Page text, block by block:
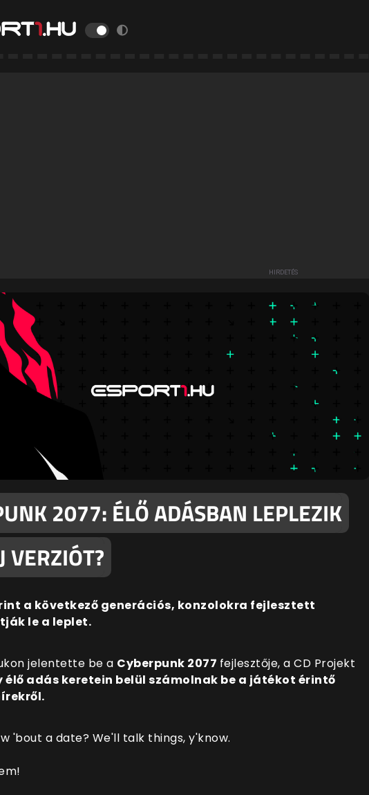
2077: ÉLŐ ADÁSBAN LEPLEZIK
VERZIÓT?
a következő generációs, konzolokra fejlesztett
le a leplet.
jelentette be a Cyberpunk 2077 fejlesztője, a CD Projekt
élő adás keretein belül számolnak be a játékot érintő
'bout a date? We'll talk things, y'know.